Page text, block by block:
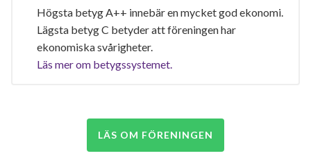
Högsta betyg A++ innebär en mycket god ekonomi.
Lägsta betyg C betyder att föreningen har
ekonomiska svårigheter.
Läs mer om betygssystemet.
LÄS OM FÖRENINGEN